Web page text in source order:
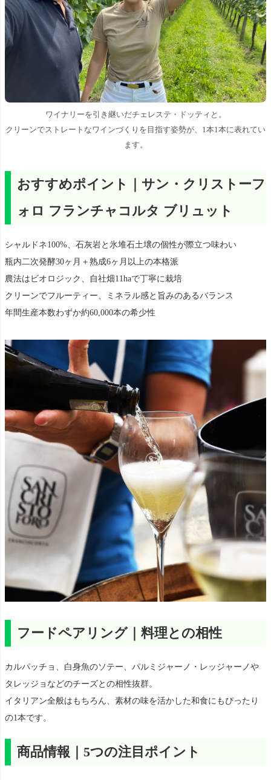
ワイナリーを引き継いだチェレステ・ドッティと。
クリーンでストレートなワインづくりを目指す姿勢が、1本1本に表れてい
ます。
おすすめポイント｜サン・クリストーフ
ォロ フランチャコルタ ブリュット
シャルドネ100%、石灰岩と氷堆石土壌の個性が際立つ味わい
瓶内二次発酵30ヶ月＋熟成6ヶ月以上の本格派
農法はビオロジック、自社畑11haで丁寧に栽培
クリーンでフルーティー、ミネラル感と旨みのあるバランス
年間生産本数わずか約60,000本の希少性
フードペアリング｜料理との相性
カルパッチョ、白身魚のソテー、パルミジャーノ・レッジャーノや
タレッジョなどのチーズとの相性抜群。
イタリアン全般はもちろん、素材の味を活かした和食にもぴったり
の1本です。
商品情報｜5つの注目ポイント